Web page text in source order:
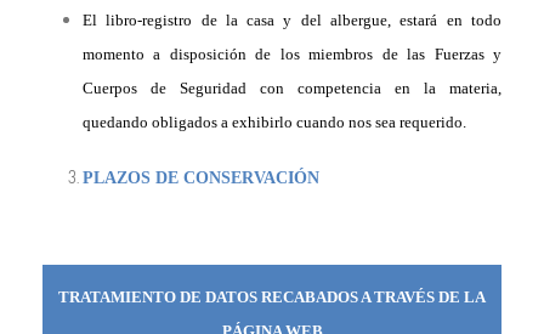
El libro-registro de la casa y del albergue, estará en todo
momento a disposición de los miembros de las Fuerzas y
Cuerpos de Seguridad con competencia en la materia,
quedando obligados a exhibirlo cuando nos sea requerido.
PLAZOS DE CONSERVACIÓN
TRATAMIENTO DE DATOS RECABADOS A TRAVÉS DE LA